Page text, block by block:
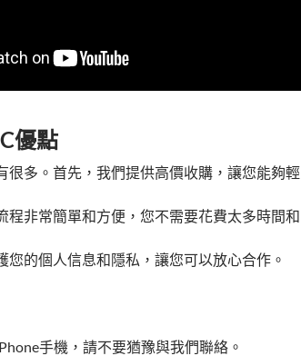
優點
很多。首先，我們提供高價收購，讓您能夠輕
程非常簡單和方便，您不需要花費太多時間和
您的個人信息和隱私，讓您可以放心合作。
手機，請不要猶豫與我們聯絡。